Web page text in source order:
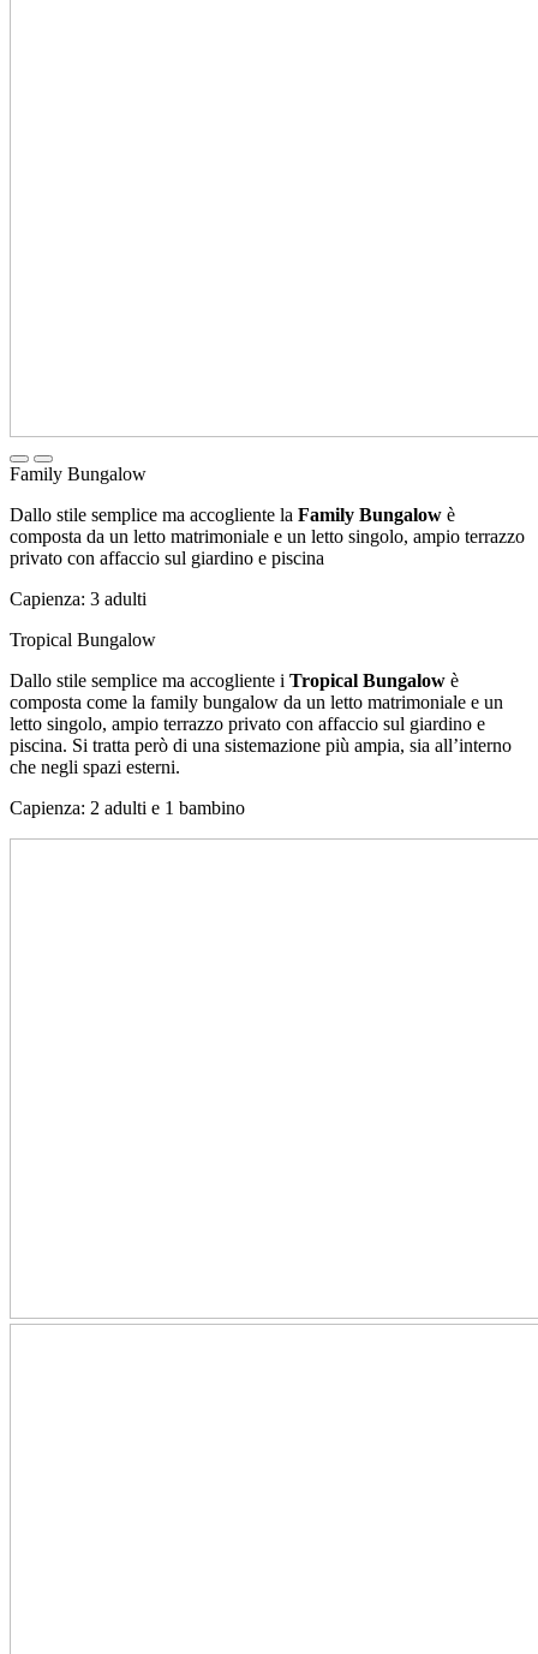
Family Bungalow
Dallo stile semplice ma accogliente la Family Bungalow è
composta da un letto matrimoniale e un letto singolo, ampio terrazzo
privato con affaccio sul giardino e piscina
Capienza: 3 adulti
Tropical Bungalow
Dallo stile semplice ma accogliente i Tropical Bungalow è
composta come la family bungalow da un letto matrimoniale e un
letto singolo, ampio terrazzo privato con affaccio sul giardino e
piscina. Si tratta però di una sistemazione più ampia, sia all’interno
che negli spazi esterni.
Capienza: 2 adulti e 1 bambino